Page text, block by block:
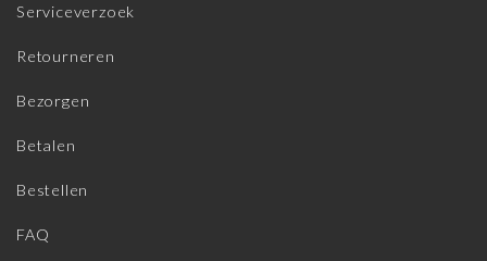
Serviceverzoek
Retourneren
Bezorgen
Betalen
Bestellen
FAQ